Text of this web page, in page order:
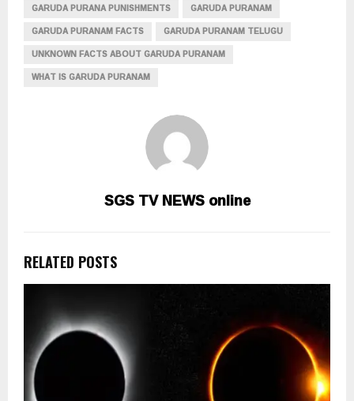
GARUDA PURANA PUNISHMENTS
GARUDA PURANAM
GARUDA PURANAM FACTS
GARUDA PURANAM TELUGU
UNKNOWN FACTS ABOUT GARUDA PURANAM
WHAT IS GARUDA PURANAM
SGS TV NEWS online
RELATED POSTS